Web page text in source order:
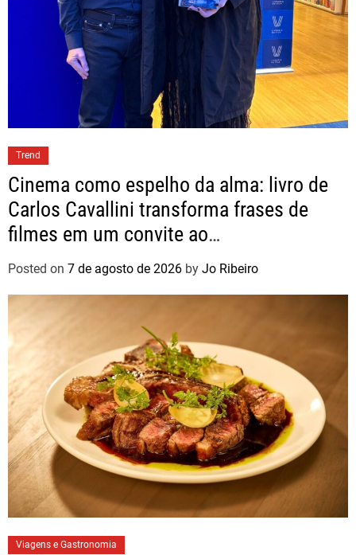
Trend
Cinema como espelho da alma: livro de
Carlos Cavallini transforma frases de
filmes em um convite ao
autoconhecimento
Posted on 7 de agosto de 2026 by Jo Ribeiro
Viagens e Gastronomia